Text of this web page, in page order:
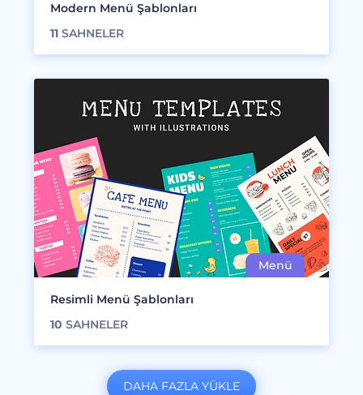
Modern Menü Şablonları
11 SAHNELER
Resimli Menü Şablonları
10 SAHNELER
DAHA FAZLA YÜKLE